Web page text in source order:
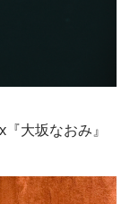
大坂なおみ』